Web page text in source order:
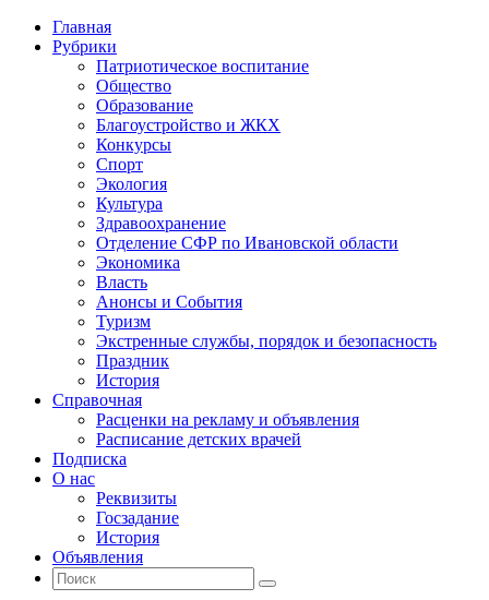
Главная
Рубрики
Патриотическое воспитание
Общество
Образование
Благоустройство и ЖКХ
Конкурсы
Спорт
Экология
Культура
Здравоохранение
Отделение СФР по Ивановской области
Экономика
Власть
Анонсы и События
Туризм
Экстренные службы, порядок и безопасность
Праздник
История
Справочная
Расценки на рекламу и объявления
Расписание детских врачей
Подписка
О нас
Реквизиты
Госзадание
История
Объявления
Поиск
Искать:
Поиск